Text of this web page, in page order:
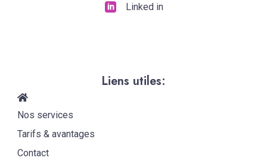
Linked in
Liens utiles:
Nos services
Tarifs & avantages
Contact